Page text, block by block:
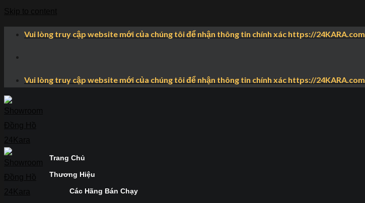
Vui lòng truy cập website mới của chúng tôi để nhận thông tin chính xác https://24KARA.com
Vui lòng truy cập website mới của chúng tôi để nhận thông tin chính xác https://24KARA.com
Trang Chủ
Thương Hiệu
Các Hãng Bán Chạy